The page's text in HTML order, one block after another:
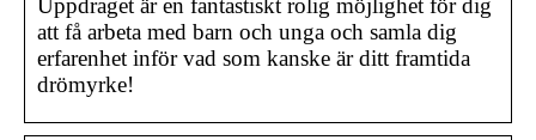
Uppdraget är en fantastiskt rolig möjlighet för dig
att få arbeta med barn och unga och samla dig
erfarenhet inför vad som kanske är ditt framtida
drömyrke!